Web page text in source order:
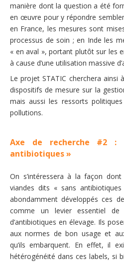
manière dont la question a été
en œuvre pour y répondre
en France, les mesures sont
processus de soin ; en Inde les
« en aval », portant plutôt sur les
à cause d’une utilisation massive
Le projet STATIC cherchera ainsi
dispositifs de mesure sur la
mais aussi les ressorts
pollutions.
Axe de recherche #2 :
antibiotiques »
On s’intéressera à la façon
viandes dits « sans
abondamment développés ces
comme un levier essentiel de
d’antibiotiques en élevage. Ils
aux normes de bon usage et
qu’ils embarquent. En effet, il
hétérogénéité dans ces labels, si